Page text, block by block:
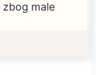
zbog male